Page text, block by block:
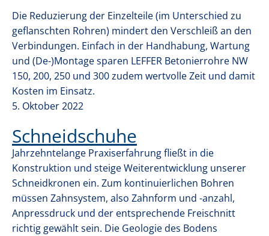
Die Reduzierung der Einzelteile (im Unterschied zu
geflanschten Rohren) mindert den Verschleiß an den
Verbindungen. Einfach in der Handhabung, Wartung
und (De-)Montage sparen LEFFER Betonierrohre NW
150, 200, 250 und 300 zudem wertvolle Zeit und damit
Kosten im Einsatz.
5. Oktober 2022
Schneidschuhe
Jahrzehntelange Praxiserfahrung fließt in die
Konstruktion und steige Weiterentwicklung unserer
Schneidkronen ein. Zum kontinuierlichen Bohren
müssen Zahnsystem, also Zahnform und -anzahl,
Anpressdruck und der entsprechende Freischnitt
richtig gewählt sein. Die Geologie des Bodens